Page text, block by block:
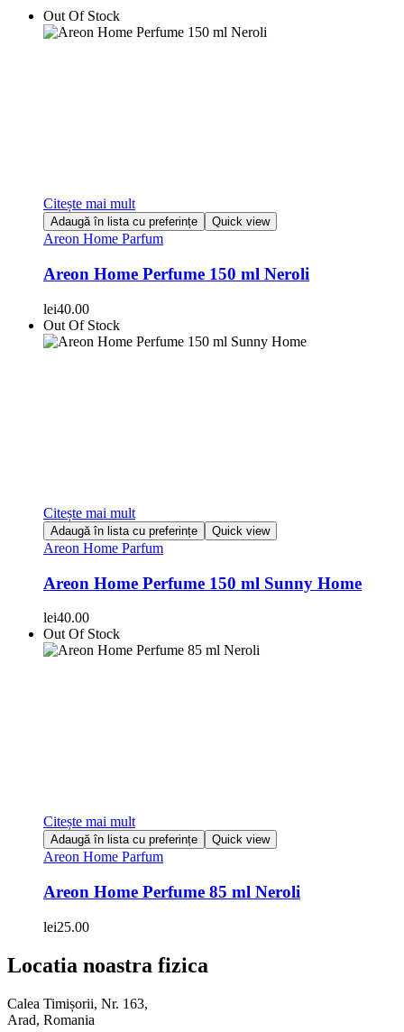
Out Of Stock
Citește mai mult
Adaugă în lista cu preferințe Quick view
Areon Home Parfum
Areon Home Perfume 150 ml Neroli
lei40.00
Out Of Stock
Citește mai mult
Adaugă în lista cu preferințe Quick view
Areon Home Parfum
Areon Home Perfume 150 ml Sunny Home
lei40.00
Out Of Stock
Citește mai mult
Adaugă în lista cu preferințe Quick view
Areon Home Parfum
Areon Home Perfume 85 ml Neroli
lei25.00
Locatia noastra fizica
Calea Timișorii, Nr. 163,
Arad, Romania